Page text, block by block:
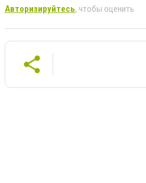
Авторизируйтесь, чтобы оценить